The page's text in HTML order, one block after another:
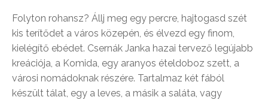
Folyton rohansz? Állj meg egy percre, hajtogasd szét
kis terítődet a város közepén, és élvezd egy finom,
kielégítő ebédet. Csernák Janka hazai tervező legújabb
kreációja, a Komida, egy aranyos ételdoboz szett, a
városi nomádoknak részére. Tartalmaz két fából
készült tálat, egy a leves, a másik a saláta, vagy